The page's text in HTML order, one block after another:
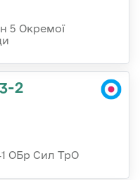
5 Окремої
2
ОБр Сил ТрО